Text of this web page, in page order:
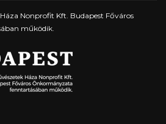
Nonprofit Kft. Budapest Főváros
működik.